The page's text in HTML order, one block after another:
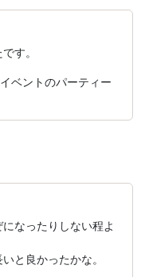
す。
ベントのパーティー
なったりしない程よ
と良かったかな。